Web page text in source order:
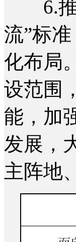
6.推
流”标
化布局
设范围
能，加
发展，
主阵地